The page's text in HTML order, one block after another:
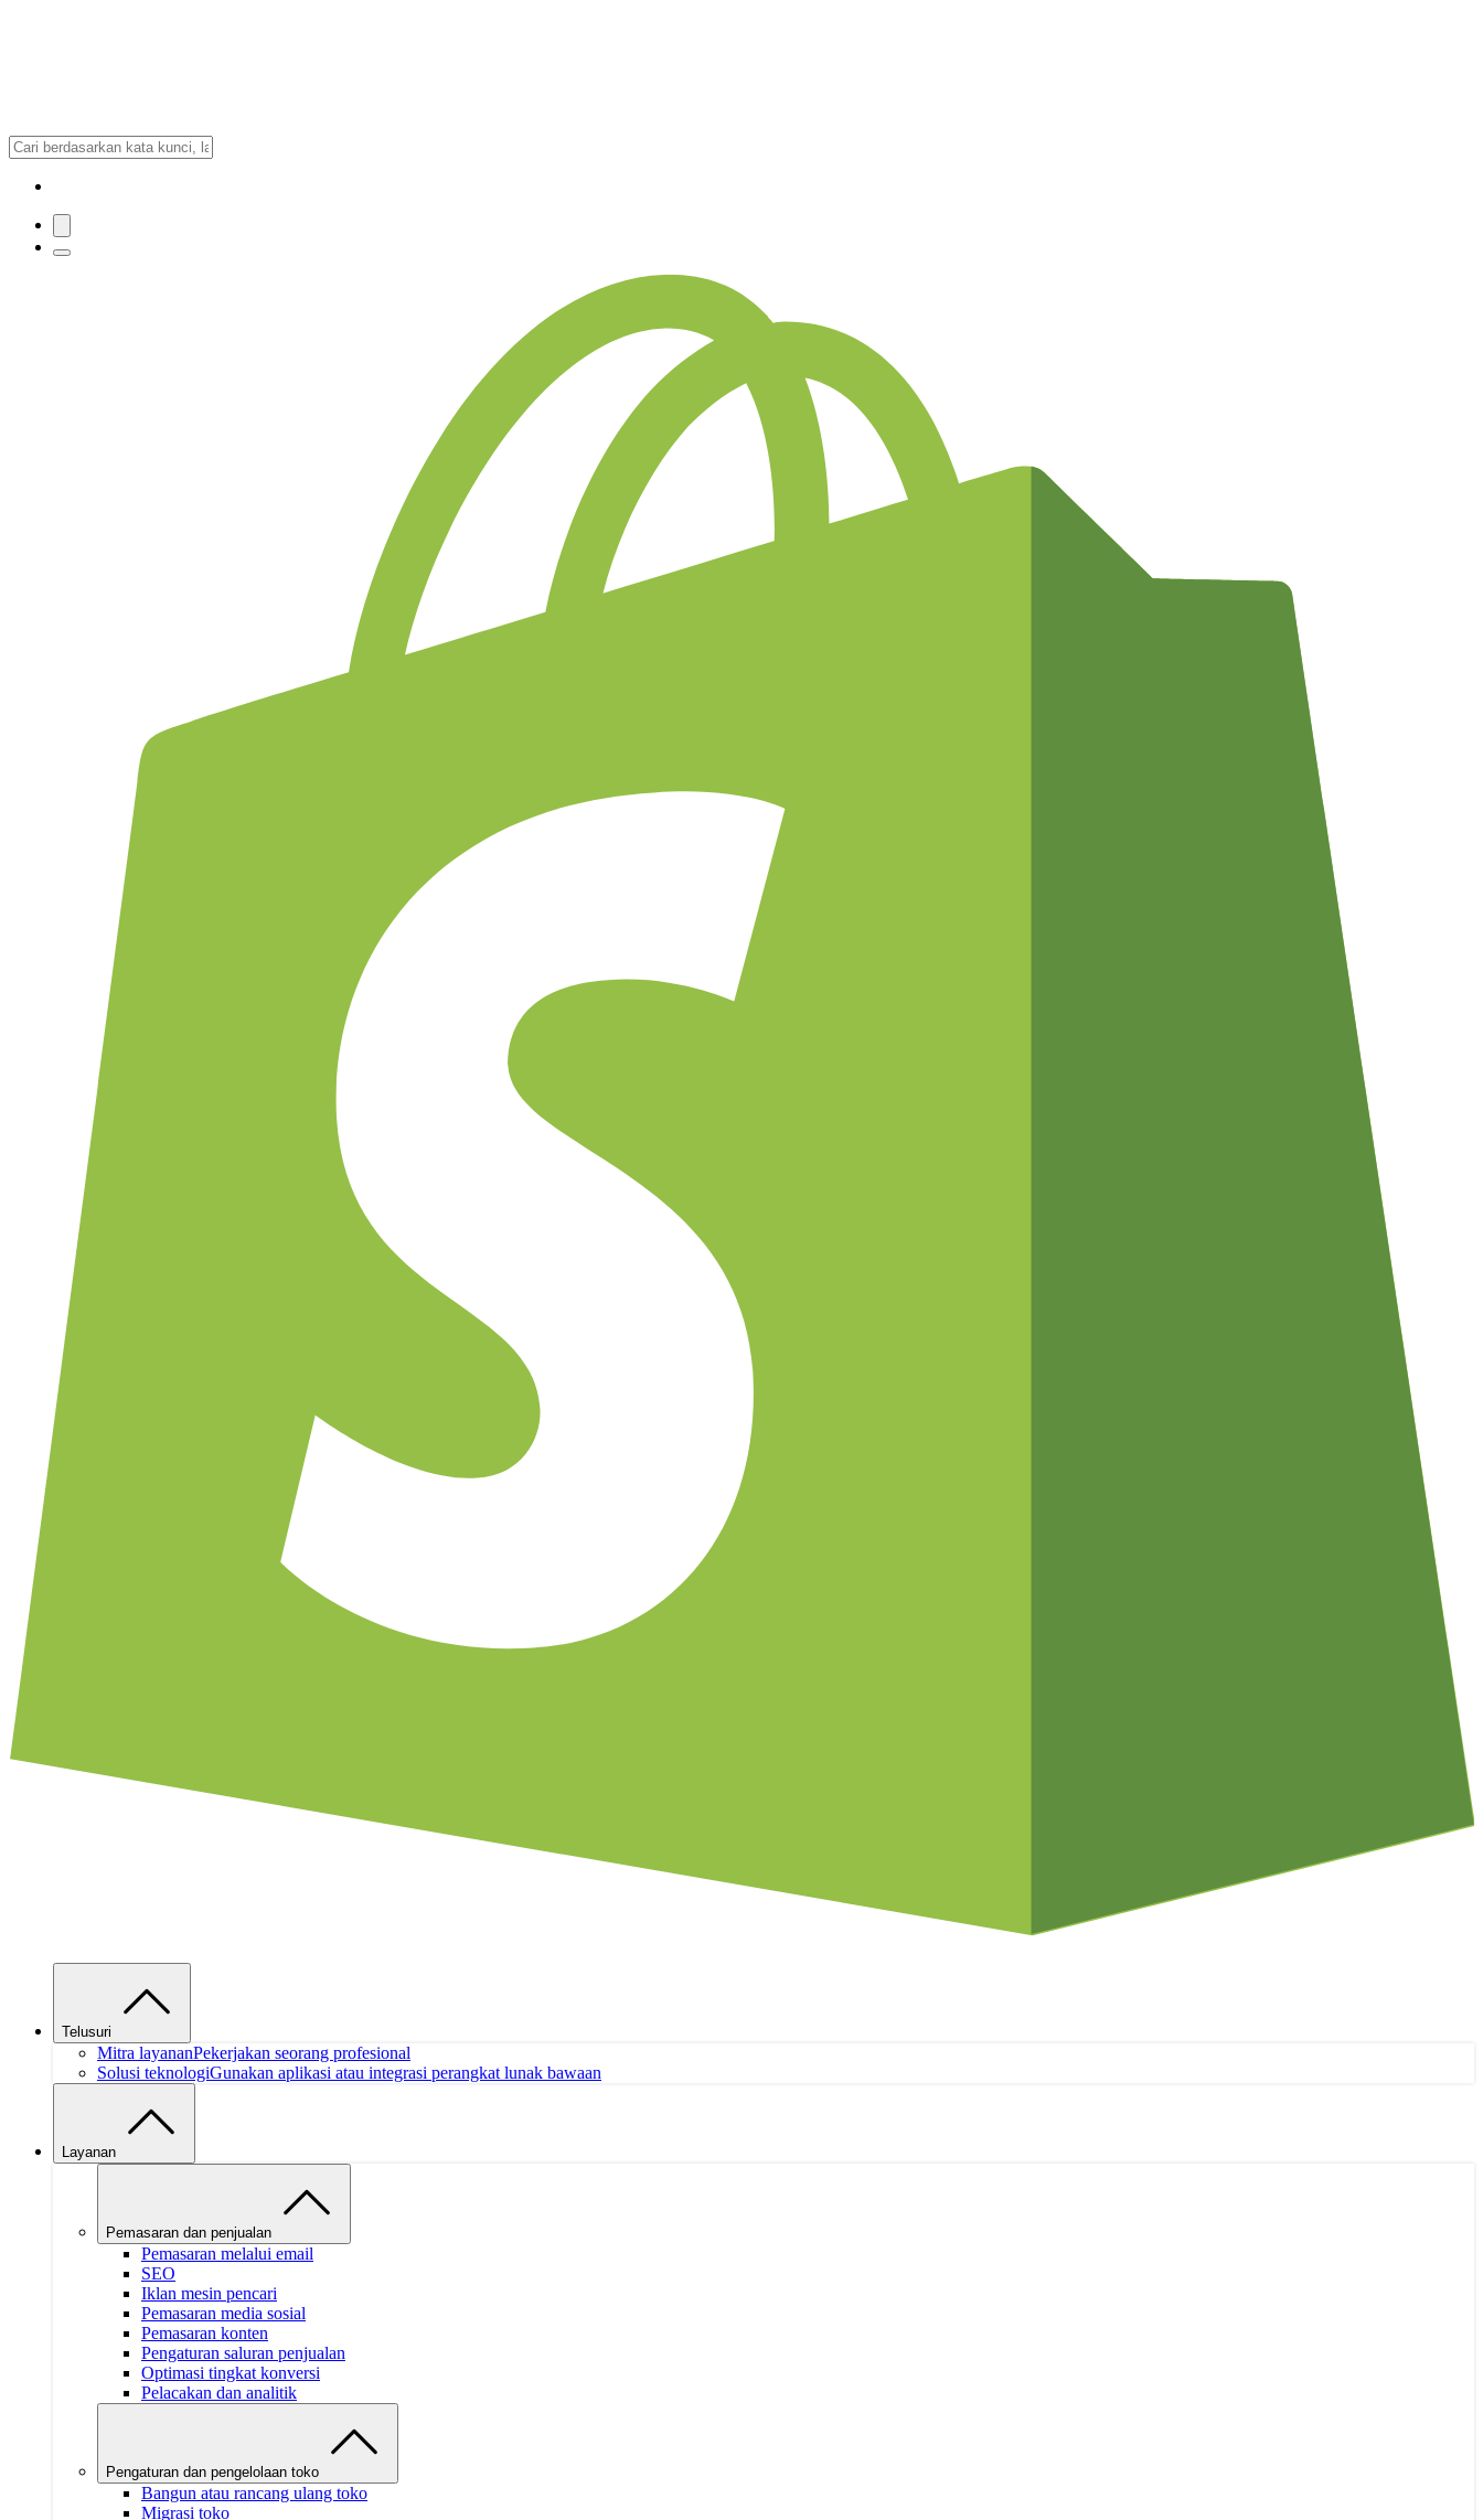
Telusuri
Mitra layananPekerjakan seorang profesional
Solusi teknologiGunakan aplikasi atau integrasi perangkat lunak bawaan
Layanan
Pemasaran dan penjualan
Pemasaran melalui email
SEO
Iklan mesin pencari
Pemasaran media sosial
Pemasaran konten
Pengaturan saluran penjualan
Optimasi tingkat konversi
Pelacakan dan analitik
Pengaturan dan pengelolaan toko
Bangun atau rancang ulang toko
Migrasi toko